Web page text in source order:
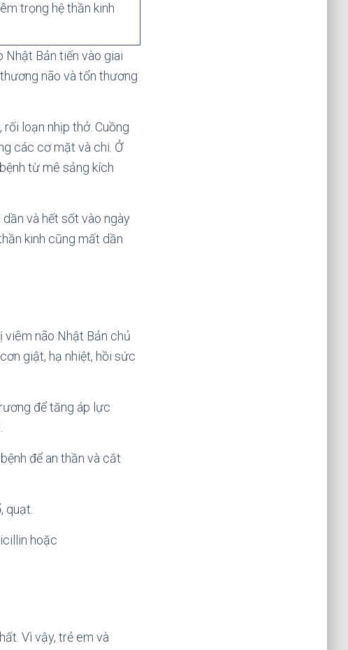
trọng hệ thần kinh
Bản tiến vào giai
não và tổn thương
loạn nhịp thở. Cuồng
các cơ mặt và chi. Ở
từ mê sảng kích
và hết sốt vào ngày
kinh cũng mất dần
viêm não Nhật Bản chủ
giật, hạ nhiệt, hồi sức
để tăng áp lực
để an thần và cắt
quạt.
hoặc
Vì vậy, trẻ em và